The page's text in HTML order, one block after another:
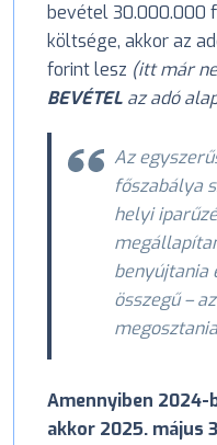
bevétel 30.000.000
költsége, akkor az
forint lesz (itt már
BEVÉTEL az adó
Az
főszabálya
helyi
benyújtania
összegű –
Amennyiben
akkor 2025. május